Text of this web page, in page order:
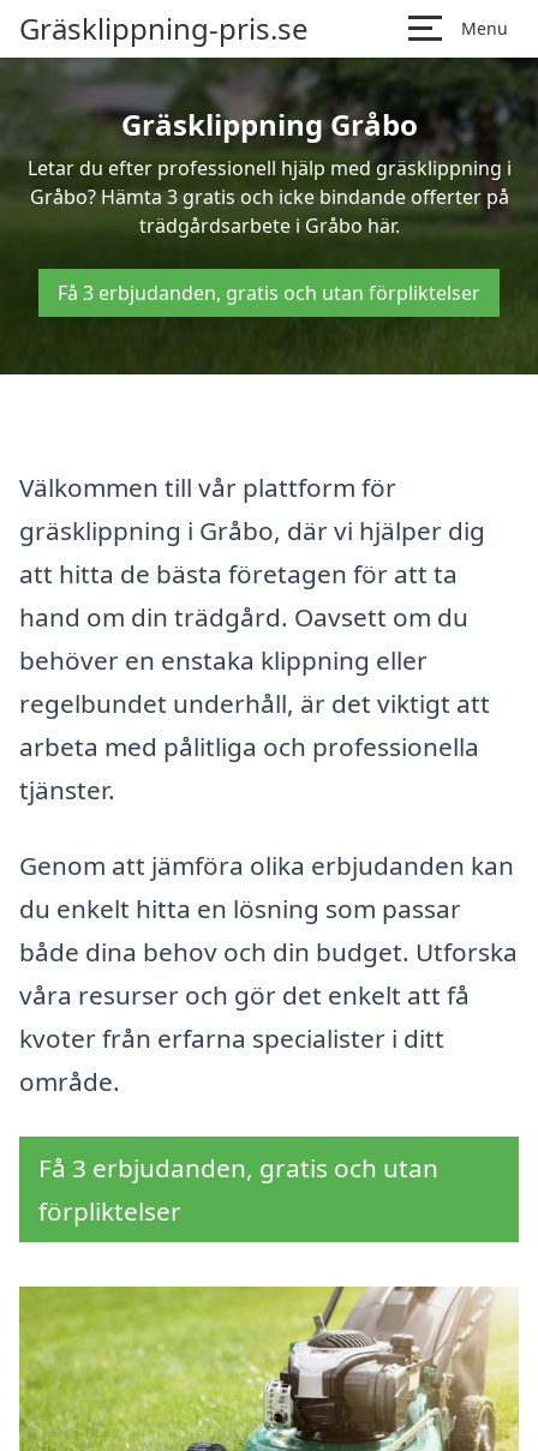
Gräsklippning-pris.se Menu
Gräsklippning Gråbo
Letar du efter professionell hjälp med gräsklippning i
Gråbo? Hämta 3 gratis och icke bindande offerter på
trädgårdsarbete i Gråbo här.
Få 3 erbjudanden, gratis och utan förpliktelser
Välkommen till vår plattform för
gräsklippning i Gråbo, där vi hjälper dig
att hitta de bästa företagen för att ta
hand om din trädgård. Oavsett om du
behöver en enstaka klippning eller
regelbundet underhåll, är det viktigt att
arbeta med pålitliga och professionella
tjänster.
Genom att jämföra olika erbjudanden kan
du enkelt hitta en lösning som passar
både dina behov och din budget. Utforska
våra resurser och gör det enkelt att få
kvoter från erfarna specialister i ditt
område.
Få 3 erbjudanden, gratis och utan
förpliktelser